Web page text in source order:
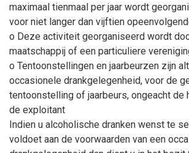
maximaal tienmaal per jaar wordt
voor niet langer dan vijftien
o Deze activiteit georganiseerd wordt
maatschappij of een particuliere
o Tentoonstellingen en jaarbeurzen zijn
occasionele drankgelegenheid, voor de
tentoonstelling of jaarbeurs, ongeacht de
de exploitant
Indien u alcoholische dranken wenst te
voldoet aan de voorwaarden van een